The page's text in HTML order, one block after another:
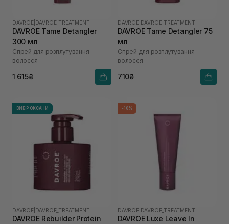
DAVROE DAVROE_TREATMENT
DAVROE Tame Detangler
300 мл
Спрей для розплутування
волосся
1 615₴
DAVROE DAVROE_TREATMENT
DAVROE Tame Detangler 75
мл
Спрей для розплутування
волосся
710₴
ВИБІР ОКСАНИ
DAVROE DAVROE_TREATMENT
DAVROE Rebuilder Protein
-10%
DAVROE DAVROE_TREATMENT
DAVROE Luxe Leave In